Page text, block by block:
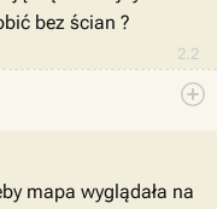
2.2
bez ścian ?
mapa wyglądała na